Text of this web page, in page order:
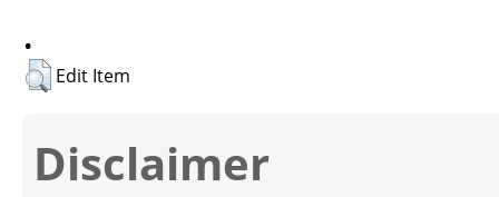
.
Edit Item
Disclaimer